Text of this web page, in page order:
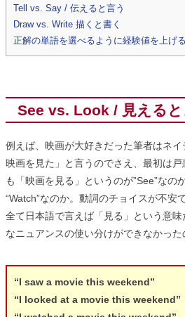
Tell vs. Say / 伝えると言う
Draw vs. Write 描くと書く
正解の単語を選べるように経験値を上げる
See vs. Look / 見える
例えば、映画が大好きだった筆者はネ
映画を見た」と言うのでさえ、最初は
も「映画を見る」というのが”See”なの
“Watch”なのか。動詞のチョイスが不
全て日本語で言えば「見る」という意
なニュアンスの使い分けができなかった
“I saw a movie this weekend”
“I looked at a movie this weekend”